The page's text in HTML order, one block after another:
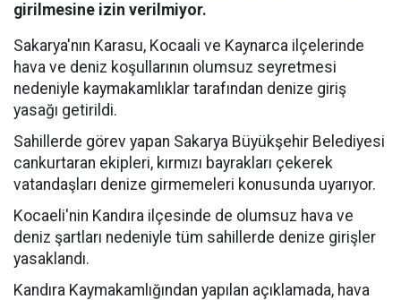
girilmesine izin verilmiyor.
Sakarya'nın Karasu, Kocaali ve Kaynarca ilçelerinde
hava ve deniz koşullarının olumsuz seyretmesi
nedeniyle kaymakamlıklar tarafından denize giriş
yasağı getirildi.
Sahillerde görev yapan Sakarya Büyükşehir Belediyesi
cankurtaran ekipleri, kırmızı bayrakları çekerek
vatandaşları denize girmemeleri konusunda uyarıyor.
Kocaeli'nin Kandıra ilçesinde de olumsuz hava ve
deniz şartları nedeniyle tüm sahillerde denize girişler
yasaklandı.
Kandıra Kaymakamlığından yapılan açıklamada, hava